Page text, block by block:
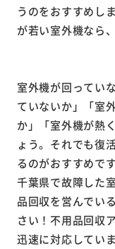
うのをおすすめし
が若い室外機なら
室外機が回ってい
ていないか」「室
か」「室外機が熱
ょう。それでも復
るのがおすすめです
千葉県で故障した
品回収を営んでい
さい！不用品回収
迅速に対応してい